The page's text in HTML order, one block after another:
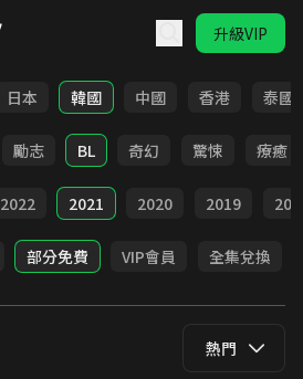
升級VIP
日本 韓國 中國 香港 泰國
勵志 BL 奇幻 驚悚 療癒
2022 2021 2020 2019
部分免費 VIP會員 全集兌換
熱門